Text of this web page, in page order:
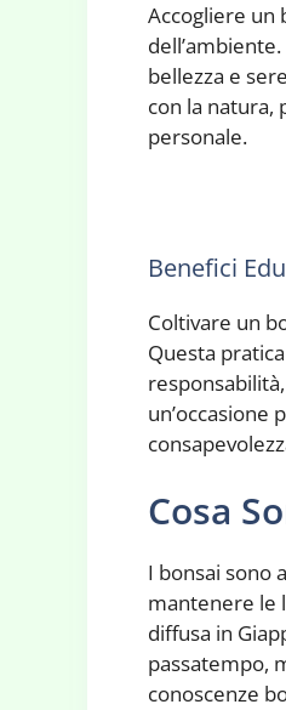
Accogliere un
bellezza e
con la natura,
personale.
Benefici
Coltivare un
Questa
un’occasione
Cosa
I bonsai sono
mantenere le
diffusa in
passatempo,
conoscenze